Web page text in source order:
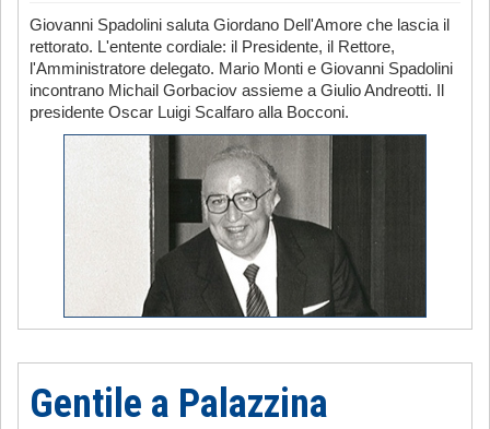
Giovanni Spadolini saluta Giordano Dell'Amore che lascia il
rettorato. L'entente cordiale: il Presidente, il Rettore,
l'Amministratore delegato. Mario Monti e Giovanni Spadolini
incontrano Michail Gorbaciov assieme a Giulio Andreotti. Il
presidente Oscar Luigi Scalfaro alla Bocconi.
Gentile a Palazzina